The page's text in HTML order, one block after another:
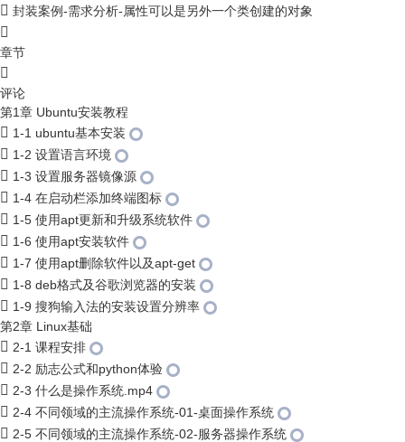
封装案例-需求分析-属性可以是另外一个类创建的对象
章节
评论
第1章 Ubuntu安装教程
1-1 ubuntu基本安装
1-2 设置语言环境
1-3 设置服务器镜像源
1-4 在启动栏添加终端图标
1-5 使用apt更新和升级系统软件
1-6 使用apt安装软件
1-7 使用apt删除软件以及apt-get
1-8 deb格式及谷歌浏览器的安装
1-9 搜狗输入法的安装设置分辨率
第2章 Linux基础
2-1 课程安排
2-2 励志公式和python体验
2-3 什么是操作系统.mp4
2-4 不同领域的主流操作系统-01-桌面操作系统
2-5 不同领域的主流操作系统-02-服务器操作系统